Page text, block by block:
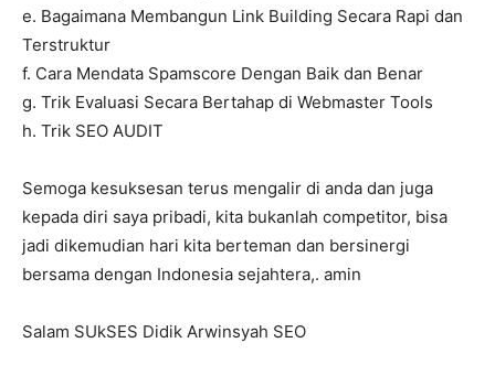
e. Bagaimana Membangun Link Building Secara Rapi dan
Terstruktur
f. Cara Mendata Spamscore Dengan Baik dan Benar
g. Trik Evaluasi Secara Bertahap di Webmaster Tools
h. Trik SEO AUDIT
Semoga kesuksesan terus mengalir di anda dan juga
kepada diri saya pribadi, kita bukanlah competitor, bisa
jadi dikemudian hari kita berteman dan bersinergi
bersama dengan Indonesia sejahtera,. amin
Salam SUkSES Didik Arwinsyah SEO